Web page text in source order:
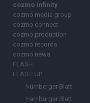
cozmo infinity
cozmo media group
cozmo connect
cozmo production
cozmo records
cozmo news
FLASH
FLASH UP
Nürnberger Blatt
Hamburger Blatt